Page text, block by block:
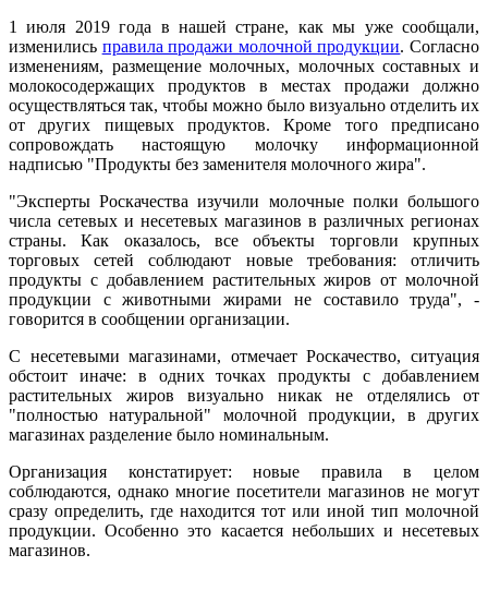
1 июля 2019 года в нашей стране, как мы уже сообщали,
изменились правила продажи молочной продукции. Согласно
изменениям, размещение молочных, молочных составных и
молокосодержащих продуктов в местах продажи должно
осуществляться так, чтобы можно было визуально отделить их
от других пищевых продуктов. Кроме того предписано
сопровождать настоящую молочку информационной
надписью "Продукты без заменителя молочного жира".
"Эксперты Роскачества изучили молочные полки большого
числа сетевых и несетевых магазинов в различных регионах
страны. Как оказалось, все объекты торговли крупных
торговых сетей соблюдают новые требования: отличить
продукты с добавлением растительных жиров от молочной
продукции с животными жирами не составило труда", -
говорится в сообщении организации.
С несетевыми магазинами, отмечает Роскачество, ситуация
обстоит иначе: в одних точках продукты с добавлением
растительных жиров визуально никак не отделялись от
"полностью натуральной" молочной продукции, в других
магазинах разделение было номинальным.
Организация констатирует: новые правила в целом
соблюдаются, однако многие посетители магазинов не могут
сразу определить, где находится тот или иной тип молочной
продукции. Особенно это касается небольших и несетевых
магазинов.